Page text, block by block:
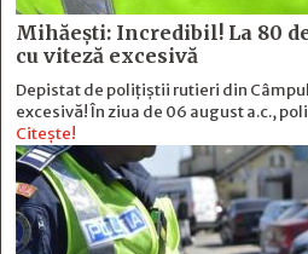
Mihăești: Incredibil! La 80
cu viteză excesivă
Depistat de polițiștii rutieri din
excesivă! În ziua de 06 august a.c.,
Citește!